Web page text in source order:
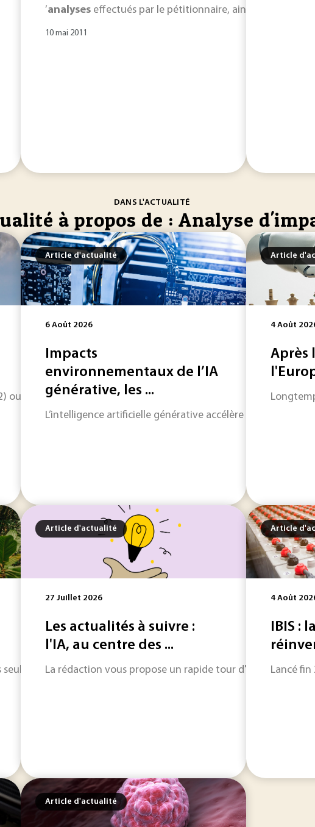
’analyses effectués par le pétitionnaire, ainsi que des
10 mai 2011
DANS L'ACTUALITÉ
à propos de : Analyse
ouvre une voie industrielle complémentaire à la réduction à la
Article d'actualité
6 Août 2026
Impacts
environnementaux de l’IA
générative, les ...
L’intelligence artificielle générative accélère la
Article
4 Août
Après
des réservoirs de carbone. Leur biodiversité forme
Article d'actualité
27 Juillet 2026
Les actualités à suivre :
l'IA, au centre des ...
La rédaction vous propose un rapide tour d'horizon sur
Article
4 Août
IBIS :
Lancé
Article d'actualité